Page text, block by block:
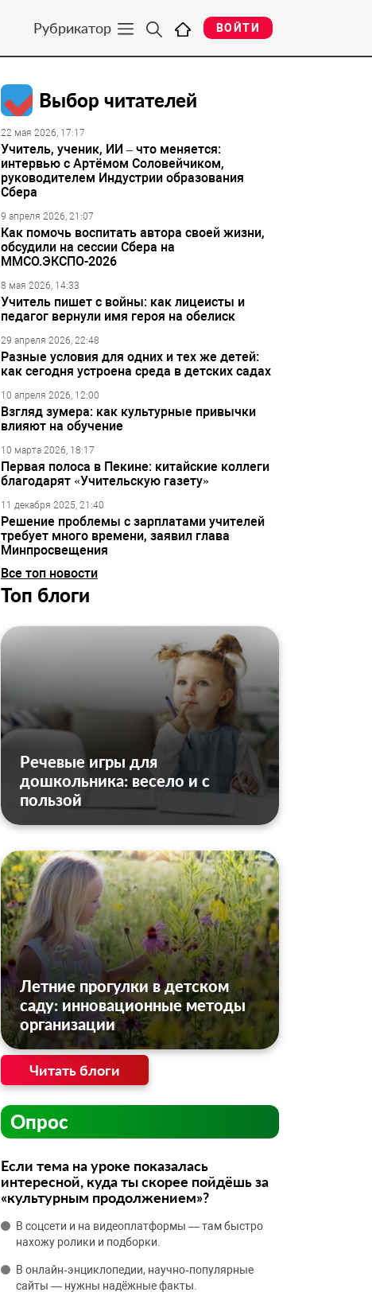
Рубрикатор ВОЙТИ
Выбор читателей
22 мая 2026, 17:17
Учитель, ученик, ИИ – что меняется:
интервью с Артёмом Соловейчиком,
руководителем Индустрии образования
Сбера
9 апреля 2026, 21:07
Как помочь воспитать автора своей жизни,
обсудили на сессии Сбера на
ММСО.ЭКСПО-2026
8 мая 2026, 14:33
Учитель пишет с войны: как лицеисты и
педагог вернули имя героя на обелиск
29 апреля 2026, 22:48
Разные условия для одних и тех же детей:
как сегодня устроена среда в детских садах
10 апреля 2026, 12:00
Взгляд зумера: как культурные привычки
влияют на обучение
10 марта 2026, 18:17
Первая полоса в Пекине: китайские коллеги
благодарят «Учительскую газету»
11 декабря 2025, 21:40
Решение проблемы с зарплатами учителей
требует много времени, заявил глава
Минпросвещения
Все топ новости
Топ блоги
Речевые игры для
дошкольника: весело и с
пользой
Летние прогулки в детском
саду: инновационные методы
организации
Читать блоги
Опрос
Если тема на уроке показалась
интересной, куда ты скорее пойдёшь за
«культурным продолжением»?
В соцсети и на видеоплатформы — там быстро
нахожу ролики и подборки.
В онлайн‑энциклопедии, научно‑популярные
сайты — нужны надёжные факты.